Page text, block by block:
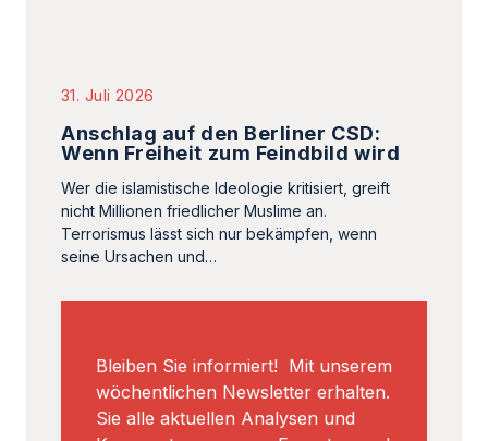
Terrorismus lässt sich nur bekämpfen, wenn
seine Ursachen und…
Bleiben Sie informiert! Mit unserem
wöchentlichen Newsletter erhalten.